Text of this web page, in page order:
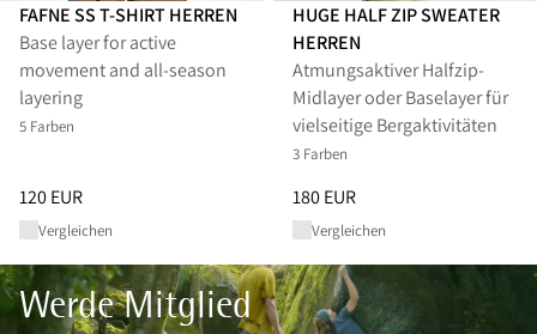
FAFNE SS T-SHIRT HERREN
Base layer for active
movement and all‑season
layering
5 Farben
Preis:120 EUR, reduziert von 120 EUR
120 EUR
Vergleichen
HUGE HALF ZIP SWEATER
HERREN
Atmungsaktiver Halfzip-
Midlayer oder Baselayer für
vielseitige Bergaktivitäten
3 Farben
Preis:180 EUR, reduziert von
180 EUR
Vergleichen
Werde Mitglied